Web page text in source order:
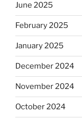
June 2025
February 2025
January 2025
December 2024
November 2024
October 2024